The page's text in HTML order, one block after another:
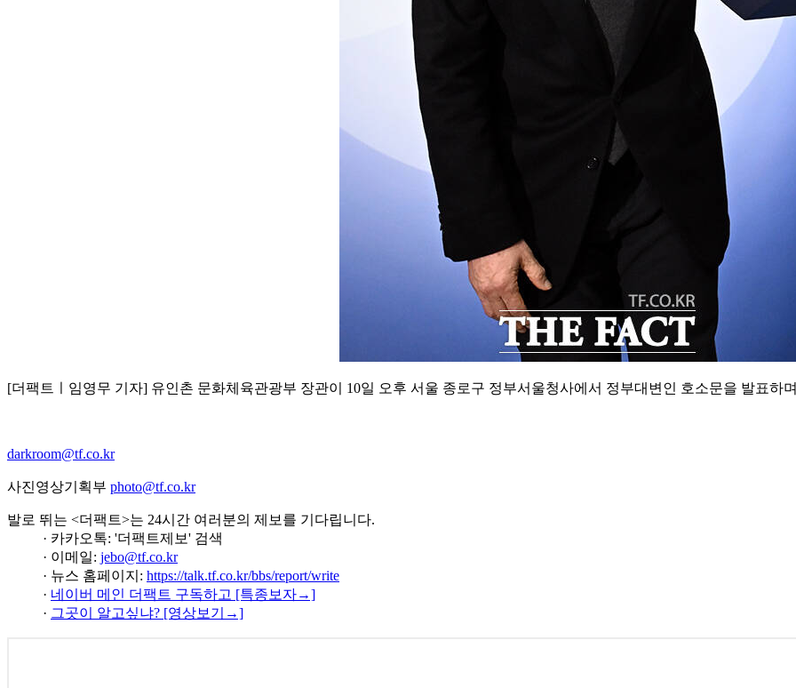
[더팩트ㅣ임영무 기자] 유인촌 문화체육관광부 장관이 10일 오후 서울 종로구 정부서울청사에서 정부대변인 호소문을 발표하
darkroom@tf.co.kr
사진영상기획부 photo@tf.co.kr
발로 뛰는 <더팩트>는 24시간 여러분의 제보를 기다립니다.
· 카카오톡: '더팩트제보' 검색
· 이메일: jebo@tf.co.kr
· 뉴스 홈페이지: https://talk.tf.co.kr/bbs/report/write
· 네이버 메인 더팩트 구독하고 [특종보자→]
· 그곳이 알고싶냐? [영상보기→]